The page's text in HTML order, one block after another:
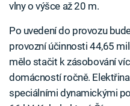
vlny o výšce až 20 m.
Po uvedení do provozu
provozní účinnosti 44,65
mělo stačit k zásobování
domácností ročně.
speciálními dynamickými